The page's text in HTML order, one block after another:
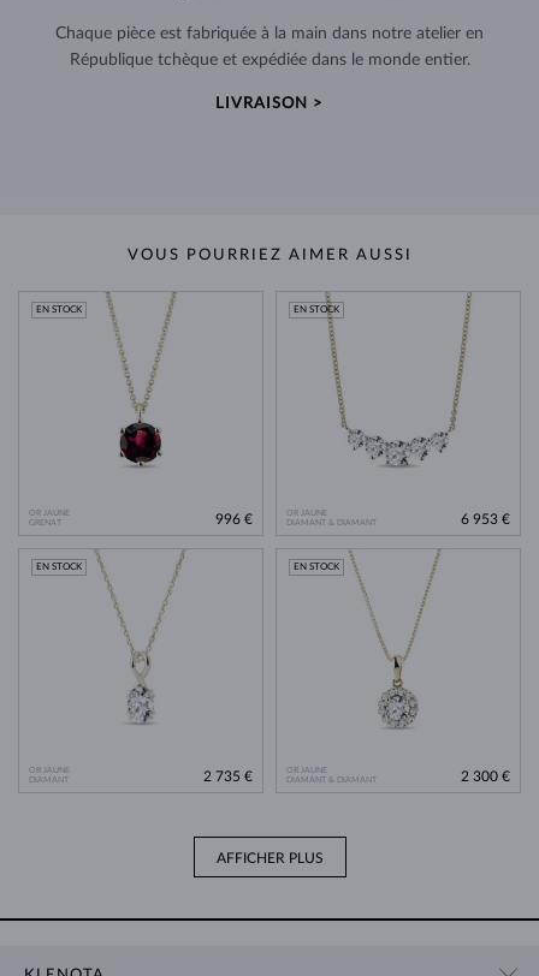
Chaque pièce est fabriquée à la main dans notre atelier en
République tchèque et expédiée dans le monde entier.
LIVRAISON >
VOUS POURRIEZ AIMER AUSSI
OR JAUNE
GRENAT
EN STOCK
996 €
OR JAUNE
DIAMANT & DIAMANT
EN STOCK
6 953 €
OR JAUNE
DIAMANT
EN STOCK
2 735 €
OR JAUNE
DIAMANT & DIAMANT
EN STOCK
2 300 €
AFFICHER PLUS